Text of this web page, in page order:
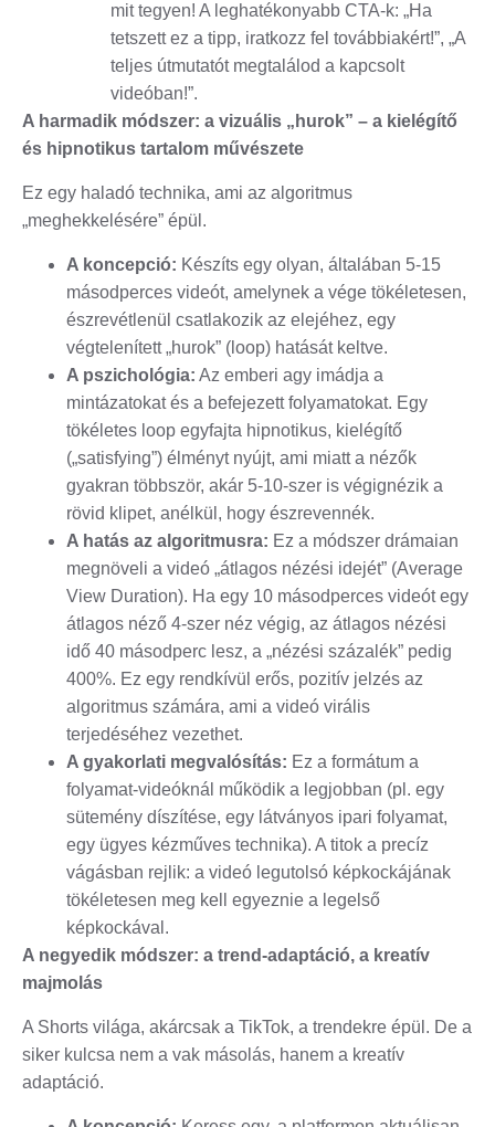
mit tegyen! A leghatékonyabb CTA-k: „Ha
tetszett ez a tipp, iratkozz fel továbbiakért!”, „A
teljes útmutatót megtalálod a kapcsolt
videóban!”.
A harmadik módszer: a vizuális „hurok” – a kielégítő
és hipnotikus tartalom művészete
Ez egy haladó technika, ami az algoritmus
„meghekkelésére” épül.
A koncepció: Készíts egy olyan, általában 5-15
másodperces videót, amelynek a vége tökéletesen,
észrevétlenül csatlakozik az elejéhez, egy
végtelenített „hurok” (loop) hatását keltve.
A pszichológia: Az emberi agy imádja a
mintázatokat és a befejezett folyamatokat. Egy
tökéletes loop egyfajta hipnotikus, kielégítő
(„satisfying”) élményt nyújt, ami miatt a nézők
gyakran többször, akár 5-10-szer is végignézik a
rövid klipet, anélkül, hogy észrevennék.
A hatás az algoritmusra: Ez a módszer drámaian
megnöveli a videó „átlagos nézési idejét” (Average
View Duration). Ha egy 10 másodperces videót egy
átlagos néző 4-szer néz végig, az átlagos nézési
idő 40 másodperc lesz, a „nézési százalék” pedig
400%. Ez egy rendkívül erős, pozitív jelzés az
algoritmus számára, ami a videó virális
terjedéséhez vezethet.
A gyakorlati megvalósítás: Ez a formátum a
folyamat-videóknál működik a legjobban (pl. egy
sütemény díszítése, egy látványos ipari folyamat,
egy ügyes kézműves technika). A titok a precíz
vágásban rejlik: a videó legutolsó képkockájának
tökéletesen meg kell egyeznie a legelső
képkockával.
A negyedik módszer: a trend-adaptáció, a kreatív
majmolás
A Shorts világa, akárcsak a TikTok, a trendekre épül. De a
siker kulcsa nem a vak másolás, hanem a kreatív
adaptáció.